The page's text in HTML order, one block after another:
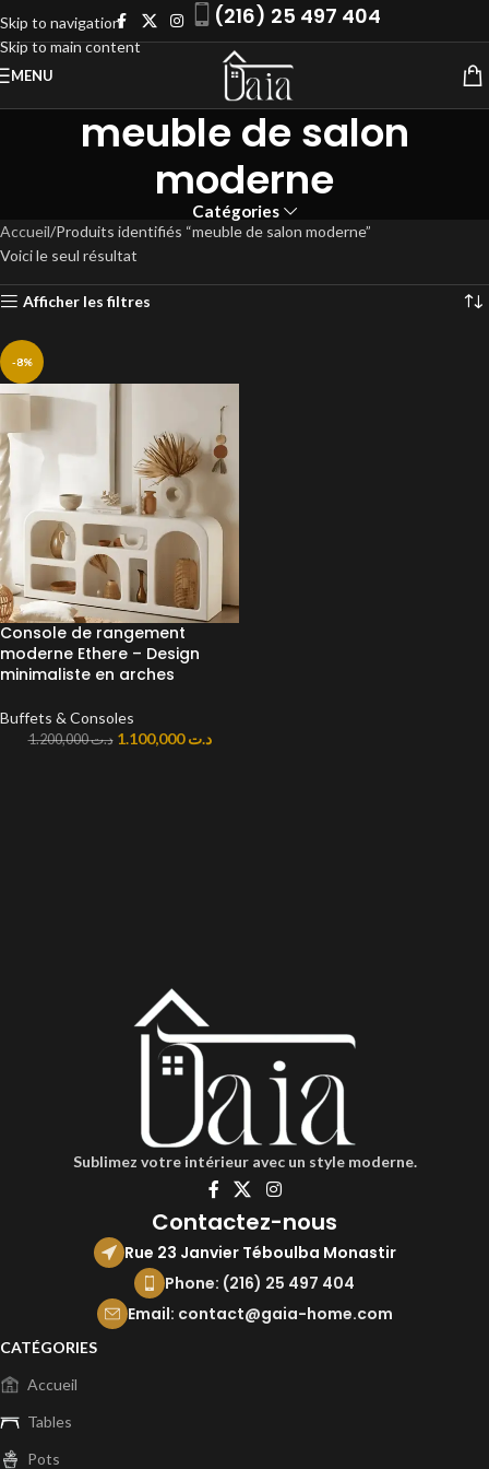
Skip to navigation
Skip to main content
(216) 25 497 404
MENU
meuble de salon
moderne
Catégories
Accueil Produits identifiés “meuble de salon moderne”
Voici le seul résultat
Afficher les filtres
-8%
Console de rangement
moderne Ethere – Design
minimaliste en arches
Buffets & Consoles
د.ت1.200,000 د.ت1.100,000
Sublimez votre intérieur avec un style moderne.
Contactez-nous
Rue 23 Janvier Téboulba Monastir
Phone: (216) 25 497 404
Email: contact@gaia-home.com
CATÉGORIES
Accueil
Tables
Pots